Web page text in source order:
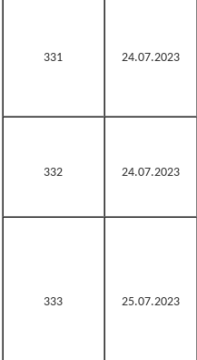
331 24.07.2023
332 24.07.2023
333 25.07.2023